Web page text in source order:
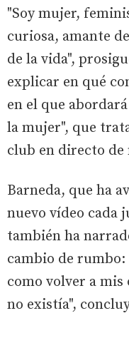
"Soy mujer,
curiosa, amante
de la vida",
explicar en qué
en el que
la mujer", que
club en directo de
Barneda, que ha
nuevo vídeo cada
también ha
cambio de rumbo:
como volver a
no existía",